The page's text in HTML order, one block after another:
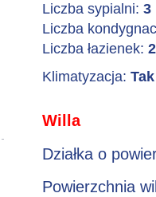
Liczba sypialni: 3
Liczba
Liczba łazienek: 2
Klimatyzacja: Tak
Willa
Działka o
Powierzchnia